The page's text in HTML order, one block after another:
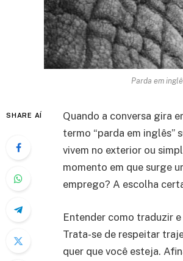
Parda em
SHARE AÍ
Quando a conversa gira
termo “parda em inglês”
vivem no exterior ou
momento em que surge
emprego? A escolha
Entender como traduzir
Trata-se de respeitar
quer que você esteja.